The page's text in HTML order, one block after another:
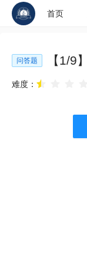
首页
问答题 【1/9】
难度：